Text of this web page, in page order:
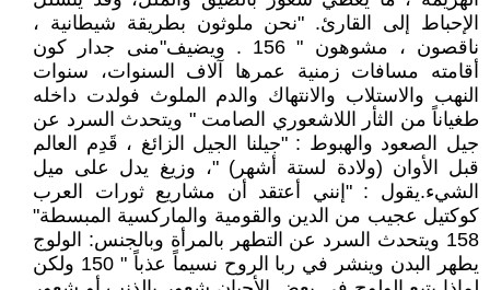
الإحباط إلى القارئ. "نحن ملوثون بطريقة شيطانية ،
ناقصون ، مشوهون " 156 . ويضيف"منى جدار كون
أقامته مسافات زمنية عمرها آلاف السنوات، سنوات
النهب والاستلاب والانتهاك والدم الملوث فولدت داخله
طغياناً من الثأر اللاشعوري الصامت " ويتحدث السرد عن
جيل الصعود والهبوط : "جيلنا الجيل الزائغ ، قَدِم العالم
قبل الأوان (ولادة لستة أشهر) "، وزيغ يدل على ميل
الشيء.يقول : "إنني أعتقد أن مشاريع ثورات العرب
كوكتيل عجيب من الدين والقومية والماركسية المبسطة"
158 ويتحدث السرد عن التطهر بالمرأة وبالجنس: الولوج
يطهر البدن وينشر في ربا الروح نسيماً عذباً " 150 ولكن